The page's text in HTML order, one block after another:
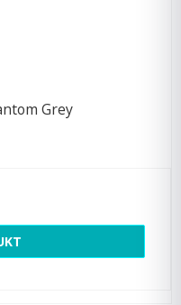
Grey